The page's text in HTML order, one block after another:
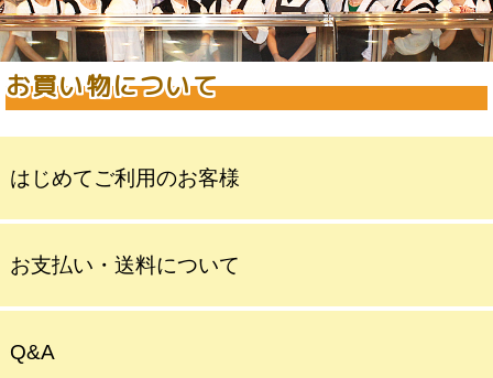
お買い物について
はじめてご利用のお客様
お支払い・送料について
Q&A